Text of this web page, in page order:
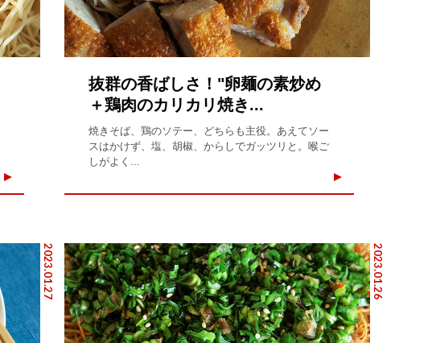
抜群の香ばしさ！"卵麺の素炒め
＋鶏肉のカリカリ焼き...
焼きそば、鶏のソテー、どちらも主役。あえてソー
スはかけず、塩、胡椒、からしでガッツリと。喉ご
しがよく...
2023.01.27 2023.01.26